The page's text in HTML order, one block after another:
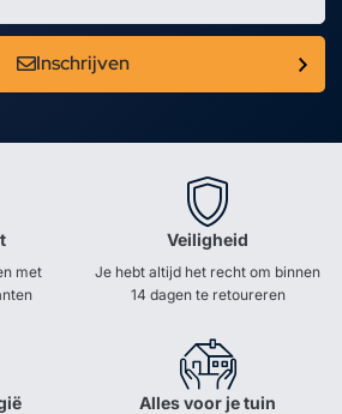
Inschrijven
met
Veiligheid
Je hebt altijd het recht om binnen
14 dagen te retoureren
Alles voor je tuin